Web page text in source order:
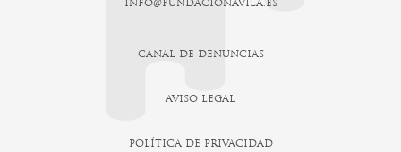
INFO@FUNDACIONAVILA.ES
CANAL DE DENUNCIAS
AVISO LEGAL
POLÍTICA DE PRIVACIDAD